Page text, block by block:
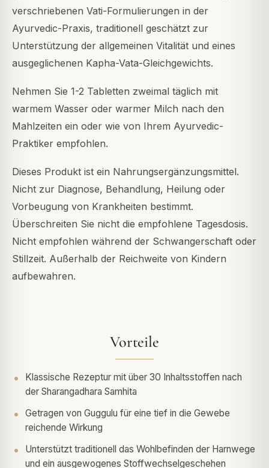
verschriebenen Vati-Formulierungen in der
Ayurvedic-Praxis, traditionell geschätzt zur
Unterstützung der allgemeinen Vitalität und eines
ausgeglichenen Kapha-Vata-Gleichgewichts.
Nehmen Sie 1-2 Tabletten zweimal täglich mit
warmem Wasser oder warmer Milch nach den
Mahlzeiten ein oder wie von Ihrem Ayurvedic-
Praktiker empfohlen.
Dieses Produkt ist ein Nahrungsergänzungsmittel.
Nicht zur Diagnose, Behandlung, Heilung oder
Vorbeugung von Krankheiten bestimmt.
Überschreiten Sie nicht die empfohlene Tagesdosis.
Nicht empfohlen während der Schwangerschaft oder
Stillzeit. Außerhalb der Reichweite von Kindern
aufbewahren.
Vorteile
Klassische Rezeptur mit über 30 Inhaltsstoffen nach
der Sharangadhara Samhita
Getragen von Guggulu für eine tief in die Gewebe
reichende Wirkung
Unterstützt traditionell das Wohlbefinden der Harnwege
und ein ausgewogenes Stoffwechselgeschehen